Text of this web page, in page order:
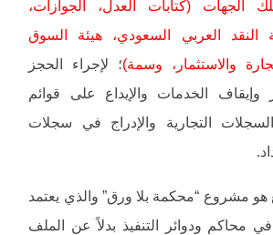
الجهات (كتابات العدل، الجوازات،
العربي السعودي، هيئة السوق
والاستثمار، وسمة)؛ لإجراء الحجز
الخدمات والإيداع على قوائم
التجارية والإدراج في سجلات
هو مشروع “محكمة بلا ورق” والذي يعتمد
في محاكم ودوائر التنفيذ بدلاً عن الملف